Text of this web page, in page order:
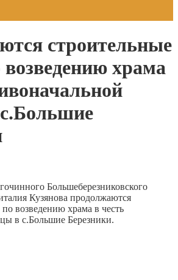
строительные
храма
Большеберезниковского
Кузянова продолжаются
возведению храма в честь
в с.Большие Березники.